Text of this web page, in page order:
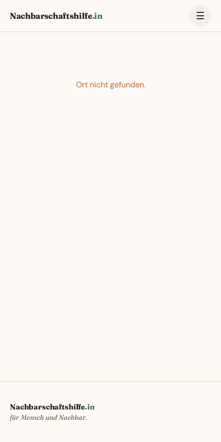
Nachbarschaftshilfe.in ☰
Ort nicht gefunden.
Nachbarschaftshilfe.in
für Mensch und Nachbar.